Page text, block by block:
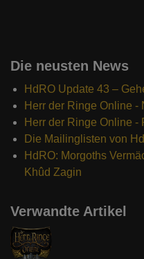
Die neusten News
HdRO Update 43 –
Herr der Ringe Online -
Herr der Ringe Online -
Die Mailinglisten von
HdRO: Morgoths
Khûd Zagin
Verwandte Artikel